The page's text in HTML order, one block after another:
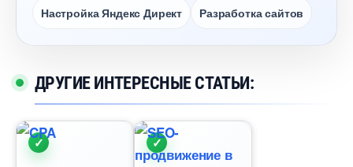
Настройка Яндекс Директ Разработка сайто
ДРУГИЕ ИНТЕРЕСНЫЕ СТАТЬИ: